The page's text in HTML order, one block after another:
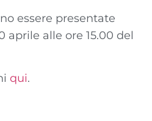
essere presentate
aprile alle ore 15.00 del
qui.